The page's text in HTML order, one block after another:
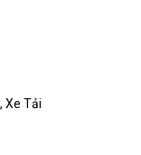
Xe Tải